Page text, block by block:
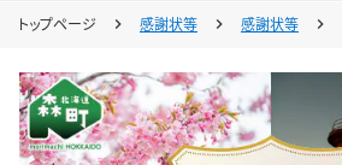
トップページ 感謝状等 感謝状等